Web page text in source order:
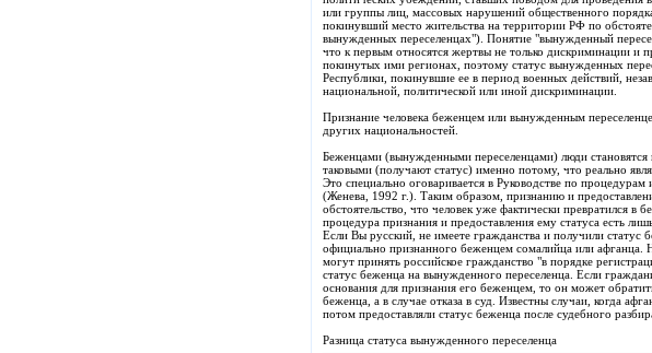
или группы лиц, массовых нарушений общественного
покинувший место жительства на территории РФ по
вынужденных переселенцах"). Понятие "вынужденный
что к первым относятся жертвы не только дискриминации и
покинутых ими регионах, поэтому статус вынужденных
Республики, покинувшие ее в период военных действий,
национальной, политической или иной дискриминации.
Признание человека беженцем или вынужденным
других национальностей.
Беженцами (вынужденными переселенцами) люди становятся
таковыми (получают статус) именно потому, что реально
Это специально оговаривается в Руководстве по
(Женева, 1992 г.). Таким образом, признанию и
обстоятельство, что человек уже фактически превратился
процедура признания и предоставления ему статуса есть
Если Вы русский, не имеете гражданства и получили статус
официально признанного беженцем сомалийца или
могут принять российское гражданство "в порядке
статус беженца на вынужденного переселенца. Если
основания для признания его беженцем, то он может
беженца, а в случае отказа в суд. Известны случаи, когда
потом предоставляли статус беженца после судебного
Разница статуса вынужденного переселенца